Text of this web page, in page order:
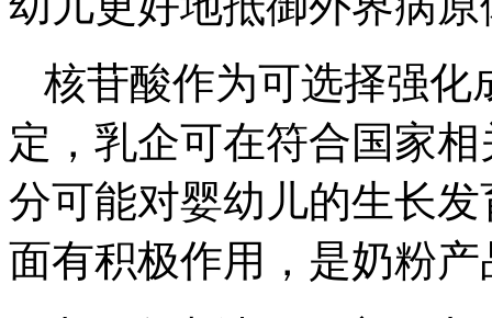
核苷酸作为可选择强化
定，乳企可在符合国家
分可能对婴幼儿的生长
面有积极作用，是奶粉